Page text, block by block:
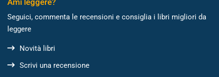
Seguici, commenta le recensioni e consiglia i libri migliori da
leggere
Novità libri
Scrivi una recensione